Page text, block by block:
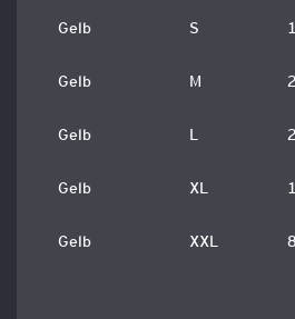
Gelb S
Gelb M
Gelb L
Gelb XL
Gelb XXL